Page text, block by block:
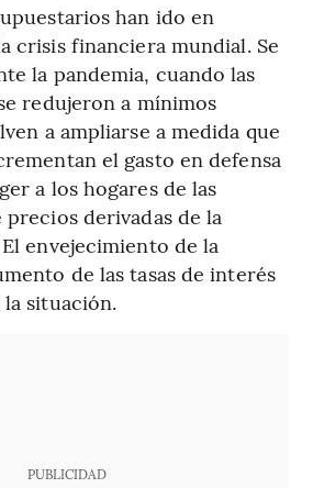
han ido en
crisis financiera mundial. Se
la pandemia, cuando las
redujeron a mínimos
a ampliarse a medida que
el gasto en defensa
a los hogares de las
derivadas de la
envejecimiento de la
de las tasas de interés
la situación.
PUBLICIDAD